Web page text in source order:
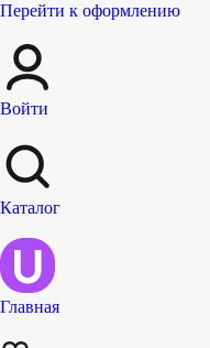
Перейти к оформлению
Войти
Каталог
Главная